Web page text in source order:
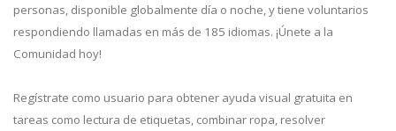
personas, disponible globalmente día o noche, y tiene voluntarios
respondiendo llamadas en más de 185 idiomas. ¡Únete a la
Comunidad hoy!
Regístrate como usuario para obtener ayuda visual gratuita en
tareas como lectura de etiquetas, combinar ropa, resolver